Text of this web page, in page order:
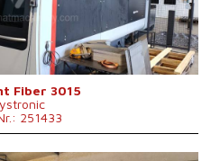
Fiber 3015
251433